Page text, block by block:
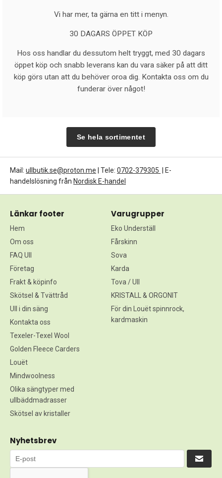
Vi har mer, ta gärna en titt i menyn.
30 DAGARS ÖPPET KÖP
Hos oss handlar du dessutom helt tryggt, med 30 dagars
öppet köp och snabb leverans kan du vara säker på att ditt
köp görs utan att du behöver oroa dig. Kontakta oss om du
funderar över något!
Se hela sortimentet
Mail: ullbutik.se@proton.me | Tele: 0702-379305
| E-
handelslösning från Nordisk E-handel
Länkar footer
Hem
Om oss
FAQ Ull
Företag
Frakt & köpinfo
Skötsel & Tvättråd
Ull i din säng
Kontakta oss
Texeler-Texel Wool
Golden Fleece Carders
Louët
Mindwoolness
Olika sängtyper med
ullbäddmadrasser
Skötsel av kristaller
Varugrupper
Eko Underställ
Fårskinn
Sova
Karda
Tova / Ull
KRISTALL & ORGONIT
För din Louët spinnrock,
kardmaskin
Nyhetsbrev